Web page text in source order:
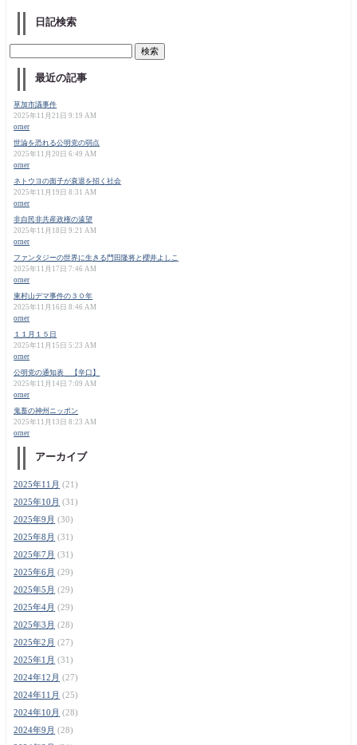
日記検索
最近の記事
草加市議事件
2025年11月21日 9:19 AM
orner
世論を恐れる公明党の弱点
2025年11月20日 6:49 AM
orner
ネトウヨの面子が衰退を招く社会
2025年11月19日 8:31 AM
orner
非自民非共産政権の遠望
2025年11月18日 9:21 AM
orner
ファンタジーの世界に生きる門田隆将と櫻井よしこ
2025年11月17日 7:46 AM
orner
東村山デマ事件の３０年
2025年11月16日 8:46 AM
orner
１１月１５日
2025年11月15日 5:23 AM
orner
公明党の通知表 【辛口】
2025年11月14日 7:09 AM
orner
鬼畜の神州ニッポン
2025年11月13日 8:23 AM
orner
アーカイブ
2025年11月 (21)
2025年10月 (31)
2025年9月 (30)
2025年8月 (31)
2025年7月 (31)
2025年6月 (29)
2025年5月 (29)
2025年4月 (29)
2025年3月 (28)
2025年2月 (27)
2025年1月 (31)
2024年12月 (27)
2024年11月 (25)
2024年10月 (28)
2024年9月 (28)